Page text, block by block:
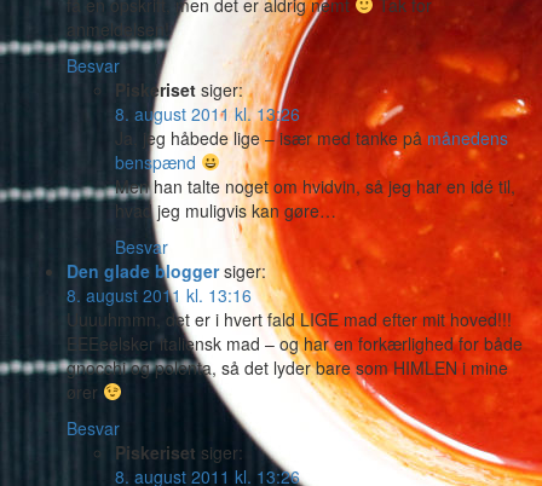
få en opskrift, men det er aldrig nemt
Tak for
anmeldelsen!
Besvar
Piskeriset siger:
8. august 2011 kl. 13:26
Ja, jeg håbede lige – især med tanke på månedens
benspænd
Men han talte noget om hvidvin, så jeg har en idé til,
hvad jeg muligvis kan gøre…
Besvar
Den glade blogger siger:
8. august 2011 kl. 13:16
Uuuuhmmn, det er i hvert fald LIGE mad efter mit hoved!!!
EEEeelsker italiensk mad – og har en forkærlighed for både
gnocchi og polenta, så det lyder bare som HIMLEN i mine
ører
Besvar
Piskeriset siger:
8. august 2011 kl. 13:26